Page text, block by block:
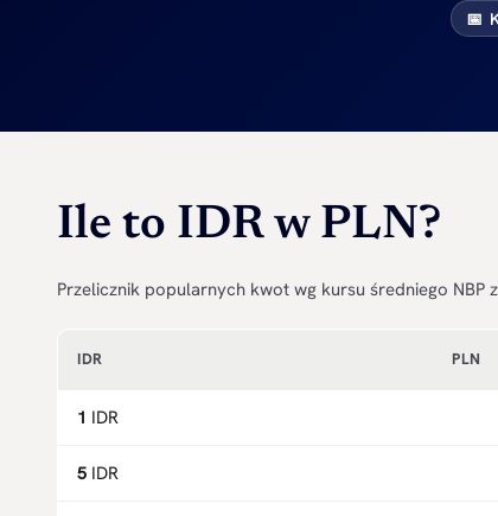
📅
Ile to IDR w PLN?
Przelicznik popularnych kwot wg kursu średniego NBP
IDR PLN
1 IDR
5 IDR